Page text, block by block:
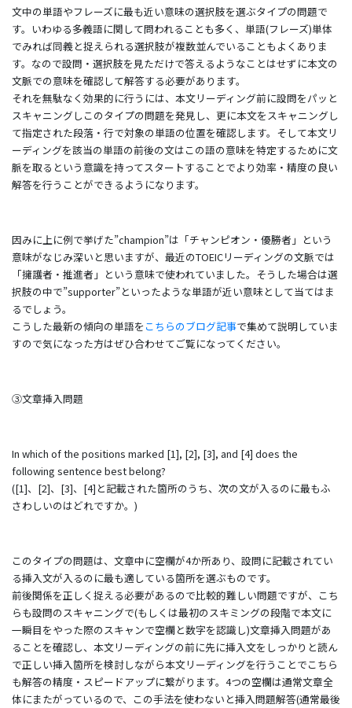
文中の単語やフレーズに最も近い意味の選択肢を選ぶタイプの問題で
す。いわゆる多義語に関して問われることも多く、単語(フレーズ)単体
でみれば同義と捉えられる選択肢が複数並んでいることもよくありま
す。なので設問・選択肢を見ただけで答えるようなことはせずに本文の
文脈での意味を確認して解答する必要があります。
それを無駄なく効果的に行うには、本文リーディング前に設問をパッと
スキャニングしこのタイプの問題を発見し、更に本文をスキャニングし
て指定された段落・行で対象の単語の位置を確認します。そして本文リ
ーディングを該当の単語の前後の文はこの語の意味を特定するために文
脈を取るという意識を持ってスタートすることでより効率・精度の良い
解答を行うことができるようになります。
因みに上に例で挙げた”champion”は「チャンピオン・優勝者」という
意味がなじみ深いと思いますが、最近のTOEICリーディングの文脈では
「擁護者・推進者」という意味で使われていました。そうした場合は選
択肢の中で”supporter”といったような単語が近い意味として当てはま
るでしょう。
こうした最新の傾向の単語を こちらのブログ記事で集めて説明していま
すので気になった方はぜひ合わせてご覧になってください。
③文章挿入問題
In which of the positions marked [1], [2], [3], and [4] does the
following sentence best belong?
([1]、[2]、[3]、[4]と記載された箇所のうち、次の文が入るのに最もふ
さわしいのはどれですか。)
このタイプの問題は、文章中に空欄が4か所あり、設問に記載されてい
る挿入文が入るのに最も適している箇所を選ぶものです。
前後関係を正しく捉える必要があるので比較的難しい問題ですが、こち
らも設問のスキャニングで(もしくは最初のスキミングの段階で本文に
一瞬目をやった際のスキャンで空欄と数字を認識し)文章挿入問題があ
ることを確認し、本文リーディングの前に先に挿入文をしっかりと読ん
で正しい挿入箇所を検討しながら本文リーディングを行うことでこちら
も解答の精度・スピードアップに繋がります。4つの空欄は通常文章全
体にまたがっているので、この手法を使わないと挿入問題解答(通常最後